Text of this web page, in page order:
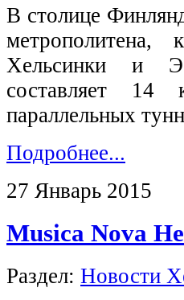
В столице
метрополитена,
Хельсинки и
составляет 14
параллельных
Подробнее...
27 Январь 2015
Musica Nova
Раздел: Новости